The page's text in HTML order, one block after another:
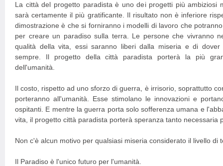
La città del progetto paradista è uno dei progetti più ambiziosi
sarà certamente il più gratificante. Il risultato non è inferiore
dimostrazione è che si forniranno i modelli di lavoro che
per creare un paradiso sulla terra. Le persone che vivranno
qualità della vita, essi saranno liberi dalla miseria e di
sempre. Il progetto della città paradista porterà la più
dell'umanità.
Il costo, rispetto ad uno sforzo di guerra, è irrisorio, soprattutto
porteranno all'umanità. Esse stimolano le innovazioni e
ospitanti. E mentre la guerra porta solo sofferenza umana e
vita, il progetto città paradista porterà speranza tanto necessaria
Non c'è alcun motivo per qualsiasi miseria considerato il livello di
Il Paradiso è l'unico futuro per l'umanità.